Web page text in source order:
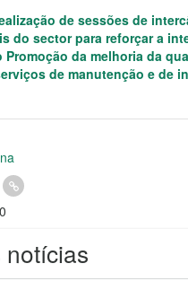
de sessões de
do sector para reforçar a
Promoção da melhoria da
de manutenção e de
notícias